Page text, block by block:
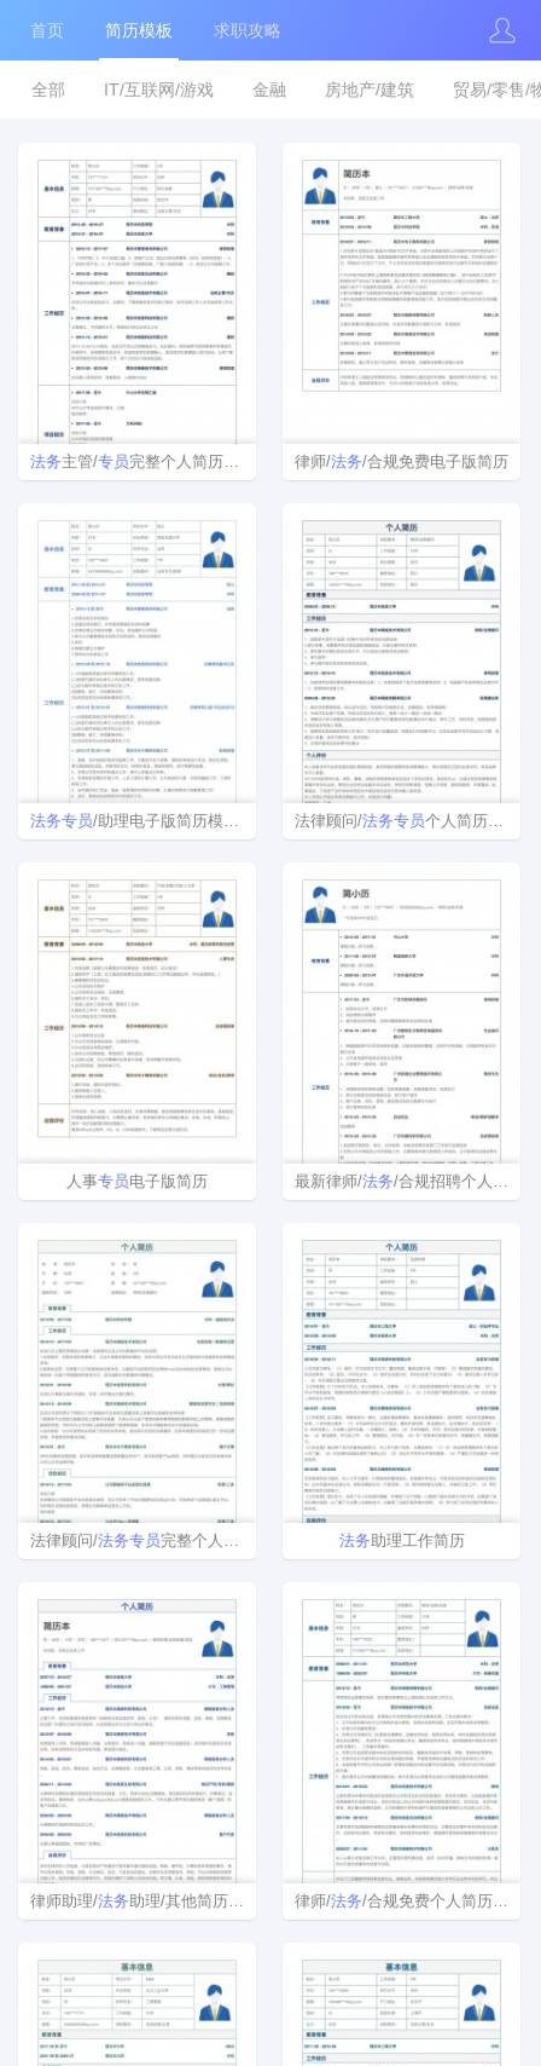
首页 简历模板 求职攻略
全部 IT/互联网/游戏 金融 房地产/建筑 贸易/零售/
法务主管/专员完整个人简历样本 律师/法务/合规免费电子版简历
法务专员/助理电子版简历模板下载word格式 法律顾问/法务专员个人简历表免费下载
人事专员电子版简历 最新律师/法务/合规招聘个人简历模板范文
法律顾问/法务专员完整个人简历样本 法务助理工作简历
律师助理/法务助理/其他简历模板 律师/法务/合规免费个人简历表格模板